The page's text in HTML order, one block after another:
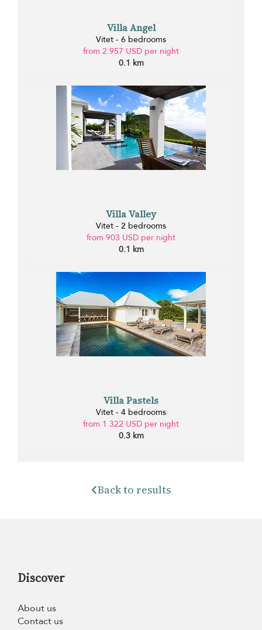
Villa Angel
Vitet - 6 bedrooms
from 2.957 USD per night
0.1 km
Villa Valley
Vitet - 2 bedrooms
from 903 USD per night
0.1 km
Villa Pastels
Vitet - 4 bedrooms
from 1.322 USD per night
0.3 km
Back to results
Discover
About us
Contact us